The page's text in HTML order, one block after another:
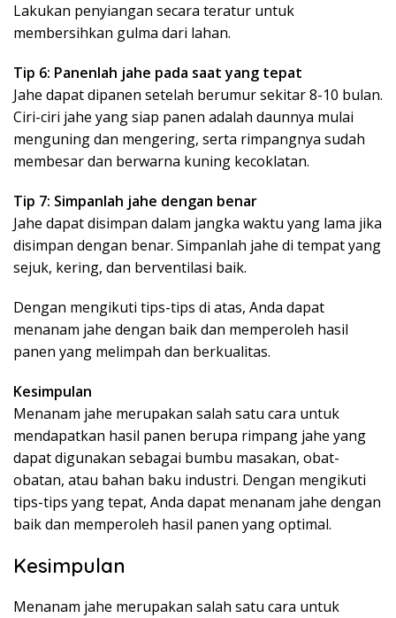
Lakukan penyiangan secara teratur untuk
membersihkan gulma dari lahan.
Tip 6: Panenlah jahe pada saat yang tepat
Jahe dapat dipanen setelah berumur sekitar 8-10 bulan.
Ciri-ciri jahe yang siap panen adalah daunnya mulai
menguning dan mengering, serta rimpangnya sudah
membesar dan berwarna kuning kecoklatan.
Tip 7: Simpanlah jahe dengan benar
Jahe dapat disimpan dalam jangka waktu yang lama jika
disimpan dengan benar. Simpanlah jahe di tempat yang
sejuk, kering, dan berventilasi baik.
Dengan mengikuti tips-tips di atas, Anda dapat
menanam jahe dengan baik dan memperoleh hasil
panen yang melimpah dan berkualitas.
Kesimpulan
Menanam jahe merupakan salah satu cara untuk
mendapatkan hasil panen berupa rimpang jahe yang
dapat digunakan sebagai bumbu masakan, obat-
obatan, atau bahan baku industri. Dengan mengikuti
tips-tips yang tepat, Anda dapat menanam jahe dengan
baik dan memperoleh hasil panen yang optimal.
Kesimpulan
Menanam jahe merupakan salah satu cara untuk